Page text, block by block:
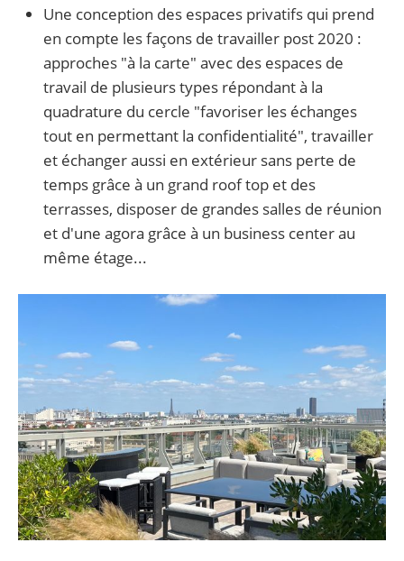
Une conception des espaces privatifs qui prend
en compte les façons de travailler post 2020 :
approches "à la carte" avec des espaces de
travail de plusieurs types répondant à la
quadrature du cercle "favoriser les échanges
tout en permettant la confidentialité", travailler
et échanger aussi en extérieur sans perte de
temps grâce à un grand roof top et des
terrasses, disposer de grandes salles de réunion
et d'une agora grâce à un business center au
même étage...